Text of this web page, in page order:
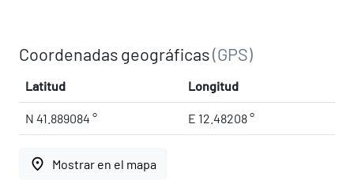
Coordenadas geográficas(GPS)
Latitud Longitud
N 41.889084 ° E 12.48208 °
place Mostrar en el mapa